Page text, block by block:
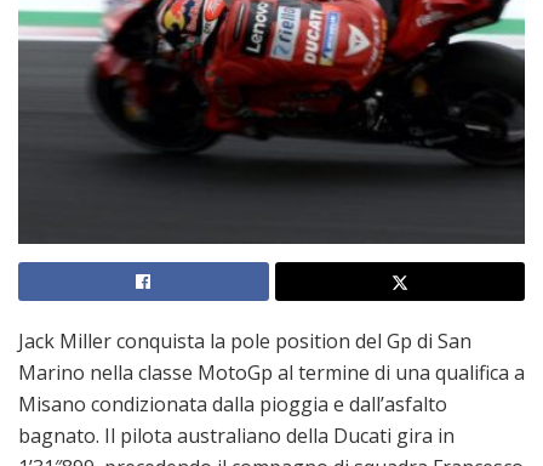
Jack Miller conquista la pole position del Gp di San
Marino nella classe MotoGp al termine di una qualifica a
Misano condizionata dalla pioggia e dall’asfalto
bagnato. Il pilota australiano della Ducati gira in